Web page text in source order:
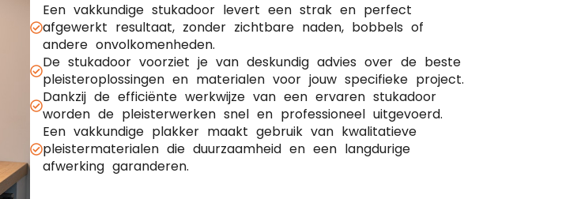
Een vakkundige stukadoor levert een strak en perfect
afgewerkt resultaat, zonder zichtbare naden, bobbels of
andere onvolkomenheden.
De stukadoor voorziet je van deskundig advies over de beste
pleisteroplossingen en materialen voor jouw specifieke project.
Dankzij de efficiënte werkwijze van een ervaren stukadoor
worden de pleisterwerken snel en professioneel uitgevoerd.
Een vakkundige plakker maakt gebruik van kwalitatieve
pleistermaterialen die duurzaamheid en een langdurige
afwerking garanderen.